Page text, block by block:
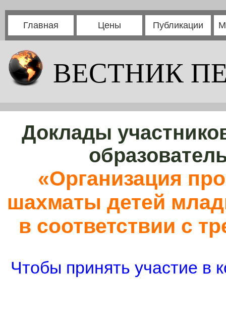
Главная Цены Публикации
ВЕСТНИК
Доклады
«Организация
шахматы детей
в соответствии с
Чтобы принять участие в